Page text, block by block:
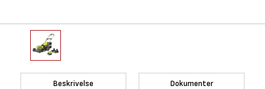
Beskrivelse Dokumenter